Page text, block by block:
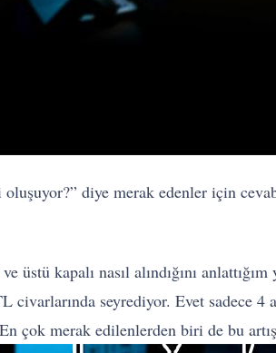
diye merak edenler için
kapalı nasıl alındığını
seyrediyor. Evet sadece 4
çok merak edilenlerden biri de bu